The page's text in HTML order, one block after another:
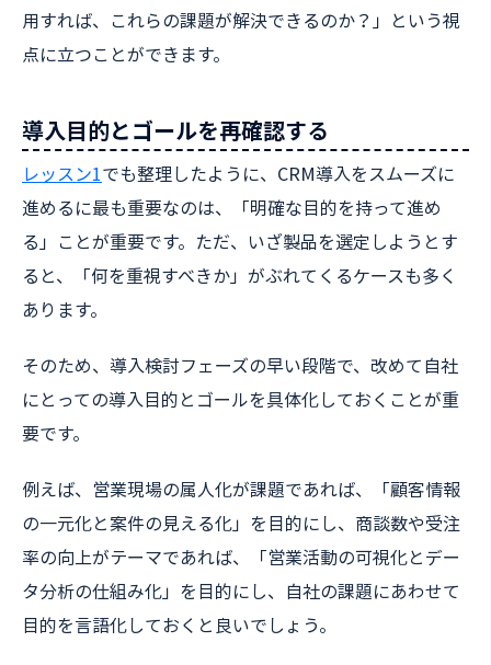
用すれば、これらの課題が解決できるのか？」という視
点に立つことができます。
導入目的とゴールを再確認する
レッスン1でも整理したように、CRM導入をスムーズに
進めるに最も重要なのは、「明確な目的を持って進め
る」ことが重要です。ただ、いざ製品を選定しようとす
ると、「何を重視すべきか」がぶれてくるケースも多く
あります。
そのため、導入検討フェーズの早い段階で、改めて自社
にとっての導入目的とゴールを具体化しておくことが重
要です。
例えば、営業現場の属人化が課題であれば、「顧客情報
の一元化と案件の見える化」を目的にし、商談数や受注
率の向上がテーマであれば、「営業活動の可視化とデー
タ分析の仕組み化」を目的にし、自社の課題にあわせて
目的を言語化しておくと良いでしょう。